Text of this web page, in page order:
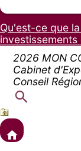
Qu'est-ce que
2026 MON
Cabinet
Conseil